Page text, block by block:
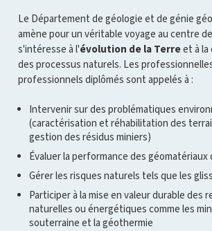
Le Département de géologie et de génie
amène pour un véritable voyage au centre
s'intéresse à l'évolution de la Terreet à la
des processus naturels. Les
professionnels diplômés sont appelés à :
Intervenir sur des problématiques
(caractérisation et réhabilitation des
gestion des résidus miniers)
Évaluer la performance des
Gérer les risques naturels tels que les
Participer à la mise en valeur durable des
naturelles ou énergétiques comme les
souterraine et la géothermie